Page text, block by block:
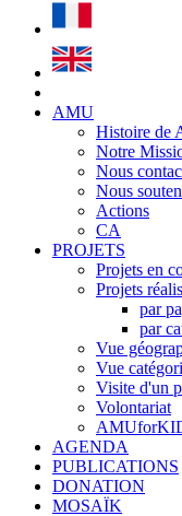
AMU
Histoire de
Notre
Nous
Nous
Actions
CA
PROJETS
Projets en
Projets
par
par
Vue
Vue
Visite d'un
Volontariat
AGENDA
PUBLICATIONS
DONATION
MOSAÏK